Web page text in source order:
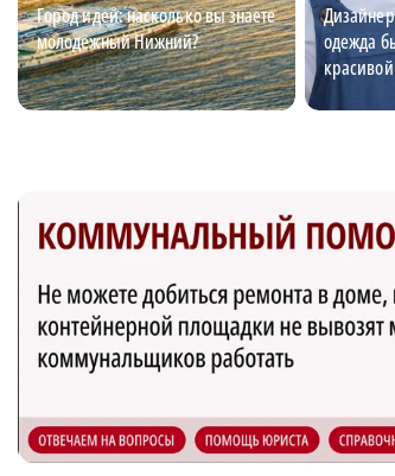
Город идей: насколько вы знаете
молодёжный Нижний?
одежда
красивой